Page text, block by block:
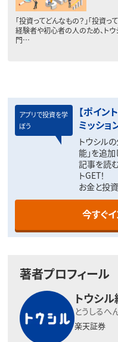
「投資ってどんなもの？」「投資
経験者や初心者の人のため、トウ
門…
アプリで投資を学
ぼう
【ポイン
ミッショ
トウシル
能」を追加
記事を読
トGET！
お金と投
今すぐ
著者プロフィール
トウシ
とうしるへ
楽天証券